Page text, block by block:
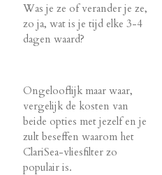
Was je ze of verander je ze,
zo ja, wat is je tijd elke 3-4
dagen waard?
Ongelooflijk maar waar,
vergelijk de kosten van
beide opties met jezelf en je
zult beseffen waarom het
ClariSea-vliesfilter zo
populair is.